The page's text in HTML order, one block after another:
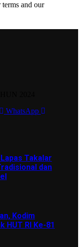
and our
WhatsApp
Takalar
dan
Kodim
HUT RI Ke-81